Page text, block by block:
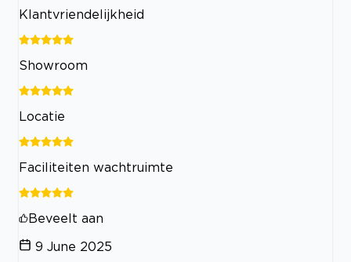
Klantvriendelijkheid
Showroom
Locatie
Faciliteiten wachtruimte
Beveelt aan
9 June 2025